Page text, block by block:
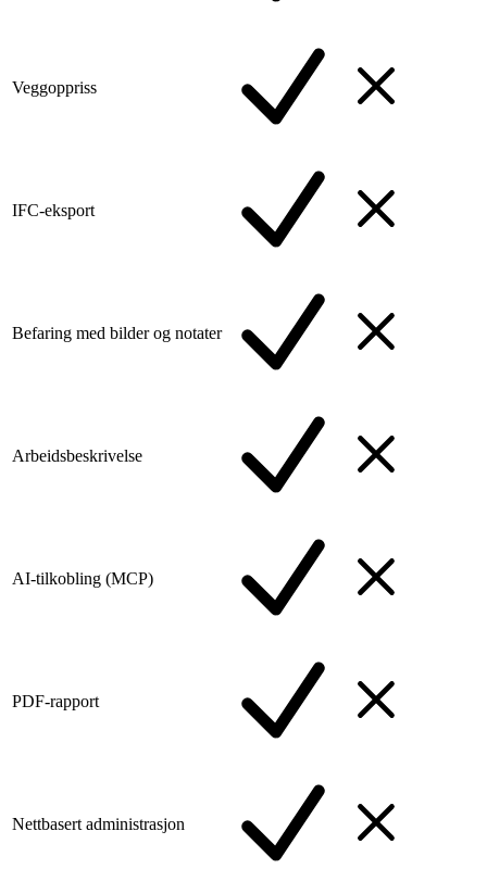
Veggoppriss
IFC-eksport
Befaring med bilder og notater
Arbeidsbeskrivelse
AI-tilkobling (MCP)
PDF-rapport
Nettbasert administrasjon